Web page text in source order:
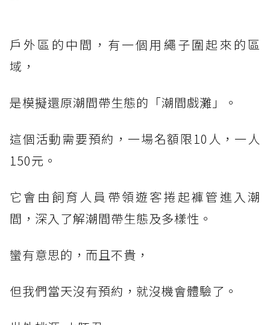
戶外區的中間，有一個用繩子圍起來的區
域，
是模擬還原潮間帶生態的「潮間戲灘」。
這個活動需要預約，一場名額限10人，一人
150元。
它會由飼育人員帶領遊客捲起褲管進入潮
間，深入了解潮間帶生態及多樣性。
蠻有意思的，而且不貴，
但我們當天沒有預約，就沒機會體驗了。